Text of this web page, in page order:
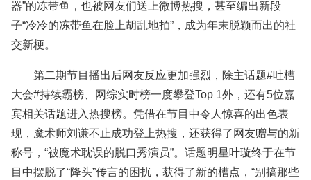
器”的冻带鱼，也被网友们送上微博热搜，甚至编出新段
子“冷冷的冻带鱼在脸上胡乱地拍”，成为年末脱颖而出的社
交新梗。
第二期节目播出后网友反应更加强烈，除主话题#吐槽
大会#持续霸榜、网综实时榜一度攀登Top 1外，还有5位嘉
宾相关话题进入热搜榜。凭借在节目中令人惊喜的出色表
现，魔术师刘谦不止成功登上热搜，还获得了网友赠与的新
称号，“被魔术耽误的脱口秀演员”。话题明星叶璇终于在节
目中摆脱了“降头”传言的困扰，获得了新的槽点，“别搞那些